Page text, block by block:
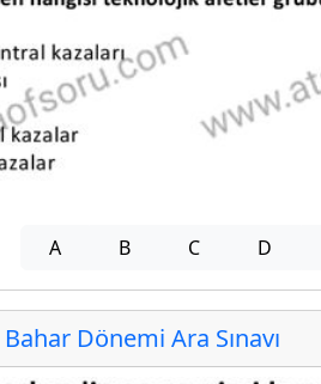
A B C D
Dönemi Ara Sınavı